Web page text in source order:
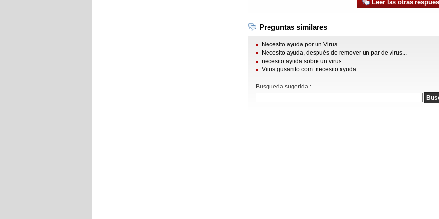
Leer las otras
Preguntas similares
Necesito ayuda por un Virus....................
Necesito ayuda, después de remover un par de virus...
necesito ayuda sobre un virus
Virus gusanito.com: necesito ayuda
Busqueda sugerida :